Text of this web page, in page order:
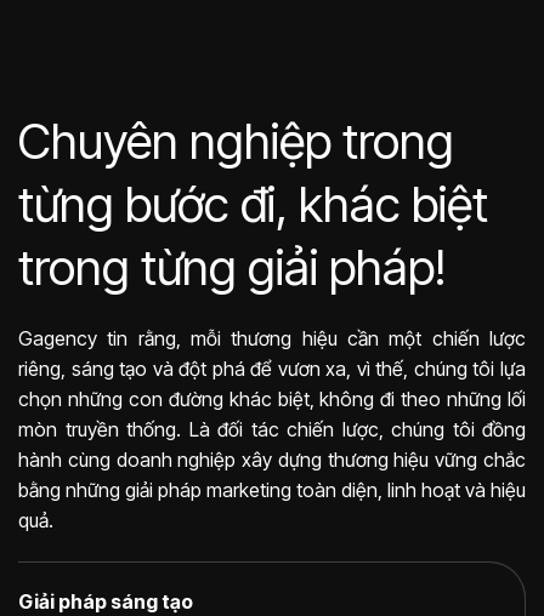
Chuyên nghiệp trong
từng bước đi, khác biệt
trong từng giải pháp!
Gagency tin rằng, mỗi thương hiệu cần một chiến lược
riêng, sáng tạo và đột phá để vươn xa, vì thế, chúng tôi lựa
chọn những con đường khác biệt, không đi theo những lối
mòn truyền thống. Là đối tác chiến lược, chúng tôi đồng
hành cùng doanh nghiệp xây dựng thương hiệu vững chắc
bằng những giải pháp marketing toàn diện, linh hoạt và hiệu
quả.
Giải pháp sáng tạo